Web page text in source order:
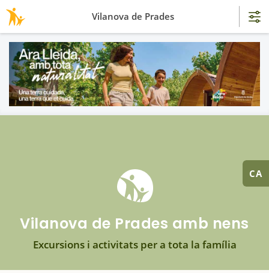
CA
Vilanova de Prades amb nens
Excursions i activitats per a tota la família
Vilanova de Prades